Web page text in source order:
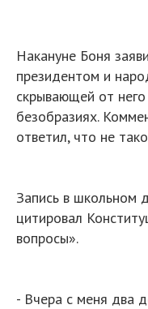
Накануне Боня
президентом и
скрывающей от
безобразиях.
ответил, что не
Запись в школьном
цитировал
вопросы».
- Вчера с меня два